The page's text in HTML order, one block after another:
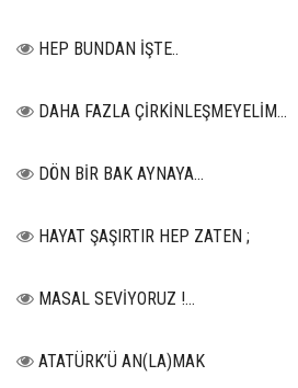
HEP BUNDAN İŞTE..
DAHA FAZLA ÇİRKİNLEŞMEYELİM…
DÖN BİR BAK AYNAYA...
HAYAT ŞAŞIRTIR HEP ZATEN ;
MASAL SEVİYORUZ !...
ATATÜRK’Ü AN(LA)MAK